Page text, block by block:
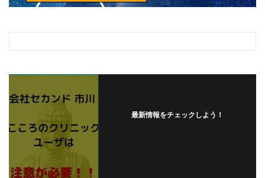
最新情報をチェックしよう！